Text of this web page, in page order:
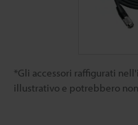
*Gli accessori raffigurati
illustrativo e potrebbero